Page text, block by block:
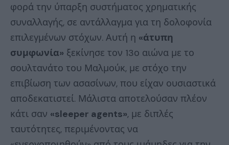
φορά την ύπαρξη συστήματος χρηματικής
συναλλαγής, σε αντάλλαγμα για τη δολοφονία
επιλεγμένων στόχων. Αυτή η «άτυπη
συμφωνία» ξεκίνησε τον 13ο αιώνα με το
σουλτανάτο του Μαλμούκ, με στόχο την
επιβίωση των ασασίνων, που είχαν ουσιαστικά
αποδεκατιστεί. Μάλιστα αποτελούσαν πλέον
κάτι σαν «sleeper agents», με διπλές
ταυτότητες, περιμένοντας να